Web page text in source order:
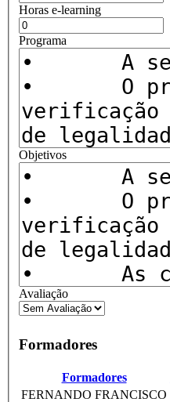
Horas e-learning
Programa
Objetivos
Avaliação
Formadores
Formadores
FERNANDO FRANCISCO